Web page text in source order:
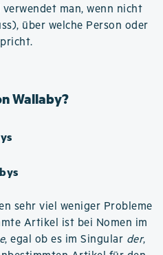
man, wenn nicht
über welche Person oder
Wallaby?
sehr viel weniger Probleme
Artikel ist bei Nomen im
, egal ob es im Singular der,